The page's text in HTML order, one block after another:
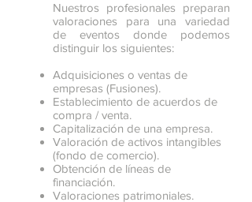
Nuestros profesionales preparan
valoraciones para una variedad
de eventos donde podemos
distinguir los siguientes:
Adquisiciones o ventas de
empresas (Fusiones).
Establecimiento de acuerdos de
compra / venta.
Capitalización de una empresa.
Valoración de activos intangibles
(fondo de comercio).
Obtención de líneas de
financiación.
Valoraciones patrimoniales.